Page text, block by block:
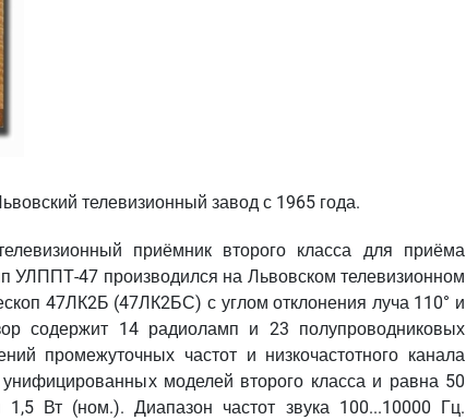
телевизионный завод с 1965 года.
приёмник второго класса для приёма
УЛППТ-47 производился на Львовском телевизионном
47ЛК2Б (47ЛК2БС) с углом отклонения луча 110° и
содержит 14 радиоламп и 23 полупроводниковых
промежуточных частот и низкочастотного канала
моделей второго класса и равна 50
Вт (ном.). Диапазон частот звука 100...10000 Гц.